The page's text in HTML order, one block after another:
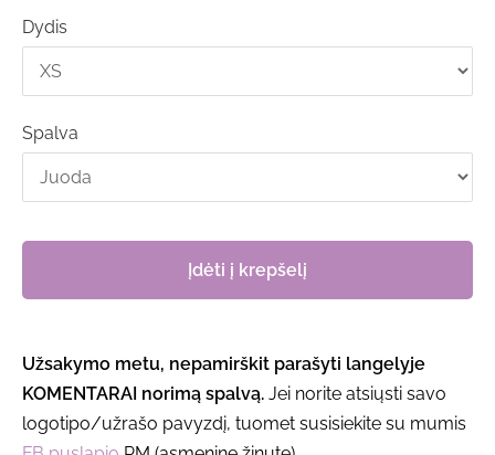
Dydis
Spalva
Įdėti į krepšelį
Užsakymo metu, nepamirškit parašyti langelyje
KOMENTARAI norimą spalvą. Jei norite atsiųsti savo
logotipo/užrašo pavyzdį, tuomet susisiekite su mumis